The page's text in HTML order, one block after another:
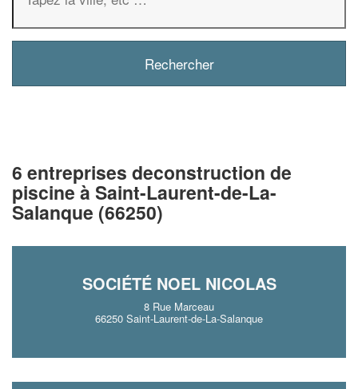
6 entreprises deconstruction de
piscine à Saint-Laurent-de-La-
Salanque (66250)
SOCIÉTÉ NOEL NICOLAS
8 Rue Marceau
66250 Saint-Laurent-de-La-Salanque